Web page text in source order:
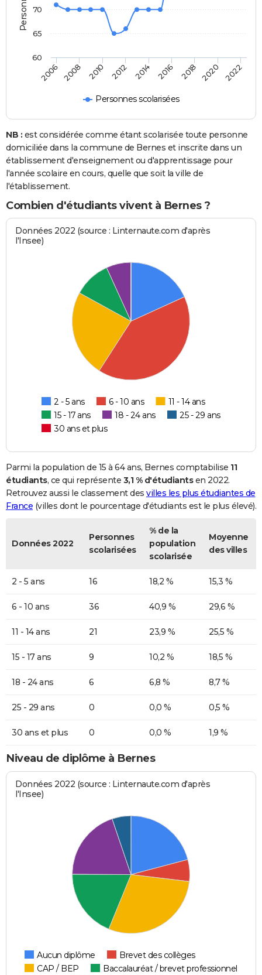
Personnes scolarisées
2006 2008 2010 2012 2014 2016 2018 2020 2022
60
65
70
NB : est considérée comme étant scolarisée toute personne
domiciliée dans la commune de Bernes et inscrite dans un
établissement d'enseignement ou d'apprentissage pour
l'année scolaire en cours, quelle que soit la ville de
l'établissement.
Combien d'étudiants vivent à Bernes ?
Données 2022 (source : Linternaute.com d'après
l'Insee)
2 - 5 ans 6 - 10 ans
11 - 14 ans
15 - 17 ans
18 - 24 ans
25 - 29 ans
30 ans et plus
Parmi la population de 15 à 64 ans, Bernes comptabilise 11
étudiants, ce qui représente 3,1 % d'étudiantsen 2022.
Retrouvez aussi le classement des villes les plus étudiantes de
France (villes dont le pourcentage d'étudiants est le plus élevé).
Données 2022
Personnes
scolarisées
% de la
population
scolarisée
Moyenne
des villes
2 - 5 ans 16 18,2 % 15,3 %
6 - 10 ans 36 40,9 % 29,6 %
11 - 14 ans 21 23,9 % 25,5 %
15 - 17 ans 9 10,2 % 18,5 %
18 - 24 ans 6 6,8 % 8,7 %
25 - 29 ans 0 0,0 % 0,5 %
30 ans et plus 0 0,0 % 1,9 %
Niveau de diplôme à Bernes
Données 2022 (source : Linternaute.com d'après
l'Insee)
Aucun diplôme
Brevet des collèges
CAP / BEP
Baccalauréat / brevet professionnel